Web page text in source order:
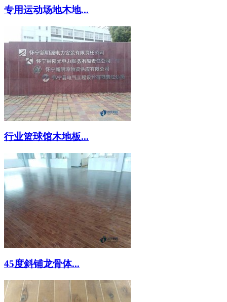
专用运动场地木地...
行业篮球馆木地板...
45度斜铺龙骨体...